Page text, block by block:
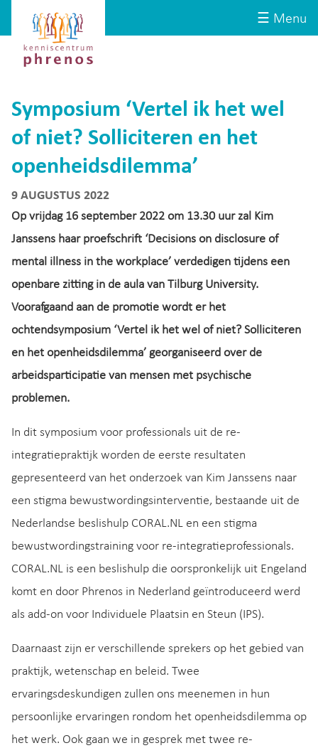
☰ Menu
Kenniscentrum
Phrenos
website
Symposium ‘Vertel ik het wel
of niet? Solliciteren en het
openheidsdilemma’
9 AUGUSTUS 2022
Op vrijdag 16 september 2022 om 13.30 uur zal Kim
Janssens haar proefschrift ‘Decisions on disclosure of
mental illness in the workplace’ verdedigen tijdens een
openbare zitting in de aula van Tilburg University.
Voorafgaand aan de promotie wordt er het
ochtendsymposium ‘Vertel ik het wel of niet? Solliciteren
en het openheidsdilemma’ georganiseerd over de
arbeidsparticipatie van mensen met psychische
problemen.
In dit symposium voor professionals uit de re-
integratiepraktijk worden de eerste resultaten
gepresenteerd van het onderzoek van Kim Janssens naar
een stigma bewustwordingsinterventie, bestaande uit de
Nederlandse beslishulp CORAL.NL en een stigma
bewustwordingstraining voor re-integratieprofessionals.
CORAL.NL is een beslishulp die oorspronkelijk uit Engeland
komt en door Phrenos in Nederland geïntroduceerd werd
als add-on voor Individuele Plaatsin en Steun (IPS).
Daarnaast zijn er verschillende sprekers op het gebied van
praktijk, wetenschap en beleid. Twee
ervaringsdeskundigen zullen ons meenemen in hun
persoonlijke ervaringen rondom het openheidsdilemma op
het werk. Ook gaan we in gesprek met twee re-